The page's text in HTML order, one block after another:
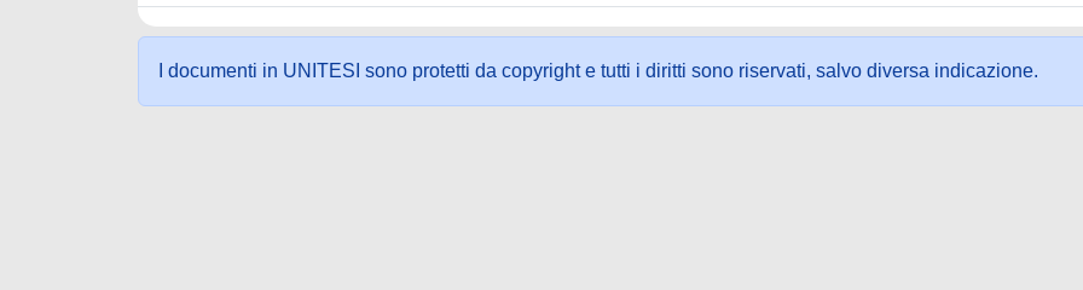
I documenti in UNITESI sono protetti da copyright e tutti i diritti sono riservati, salvo diversa indicazione.